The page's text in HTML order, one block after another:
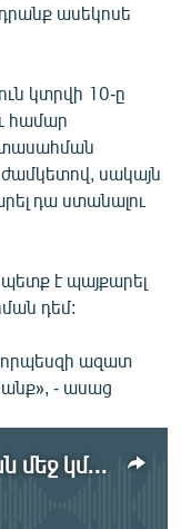
դրանք ասեկոսե
կտրվի 10-ը
համար
սակայն
դա ստանալու
է պայքարել
դեմ:
ազատ
- ասաց
Նոր անձնագրերը կիրառման մեջ կմտնեն 2012-ին